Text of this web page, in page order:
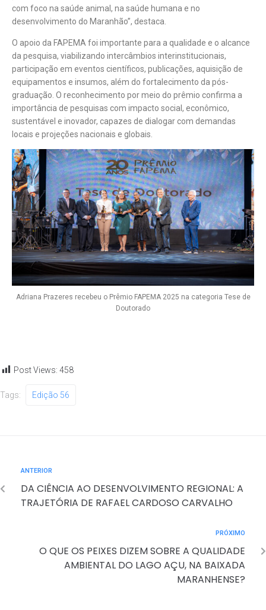
com foco na saúde animal, na saúde humana e no
desenvolvimento do Maranhão”, destaca.
O apoio da FAPEMA foi importante para a qualidade e o alcance
da pesquisa, viabilizando intercâmbios interinstitucionais,
participação em eventos científicos, publicações, aquisição de
equipamentos e insumos, além do fortalecimento da pós-
graduação. O reconhecimento por meio do prêmio confirma a
importância de pesquisas com impacto social, econômico,
sustentável e inovador, capazes de dialogar com demandas
locais e projeções nacionais e globais.
Adriana Prazeres recebeu o Prêmio FAPEMA 2025 na categoria Tese de
Doutorado
Post Views: 458
Tags: Edição 56
ANTERIOR
DA CIÊNCIA AO DESENVOLVIMENTO REGIONAL: A
TRAJETÓRIA DE RAFAEL CARDOSO CARVALHO
PRÓXIMO
O QUE OS PEIXES DIZEM SOBRE A QUALIDADE
AMBIENTAL DO LAGO AÇU, NA BAIXADA
MARANHENSE?